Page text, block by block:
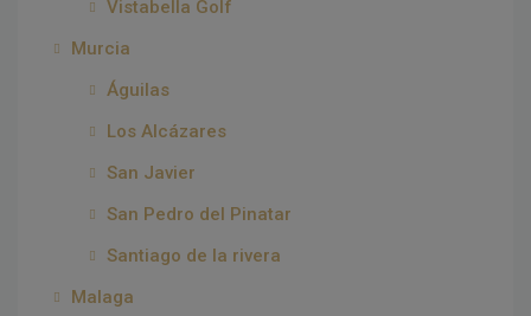
Vistabella Golf
Murcia
Águilas
Los Alcázares
San Javier
San Pedro del Pinatar
Santiago de la rivera
Malaga